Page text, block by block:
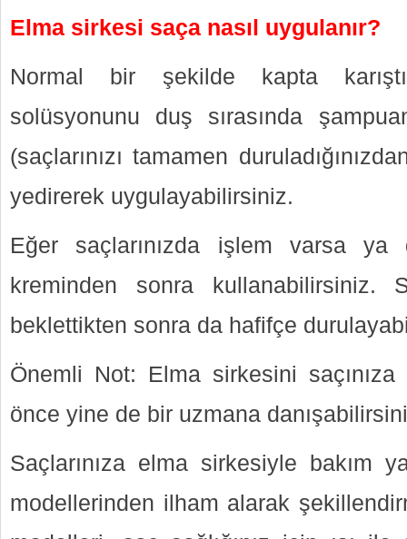
Elma sirkesi saça nasıl uygulanır?
Normal bir şekilde kapta
solüsyonunu duş sırasında
(saçlarınızı tamamen
yedirerek uygulayabilirsiniz.
Eğer saçlarınızda işlem varsa ya
kreminden sonra kullanabilirsiniz.
beklettikten sonra da hafifçe
Önemli Not: Elma sirkesini
önce yine de bir uzmana
Saçlarınıza elma sirkesiyle bakım
modellerinden ilham alarak